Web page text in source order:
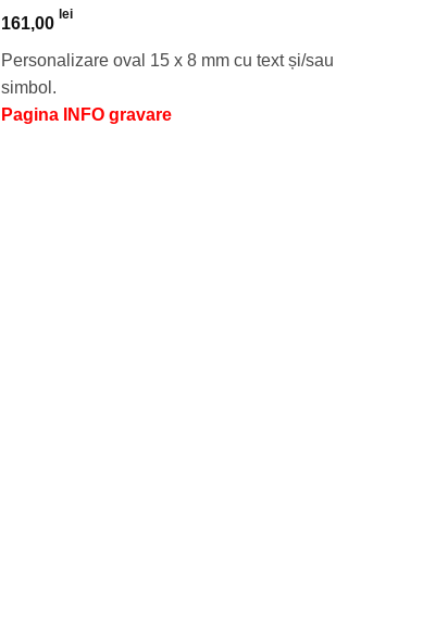
161,00 lei
Personalizare oval 15 x 8 mm cu text și/sau
simbol.
Pagina INFO gravare